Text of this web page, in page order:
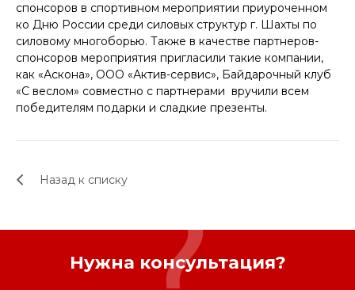
спонсоров в cпортивном мероприятии приуроченном
ко Дню России среди силовых структур г. Шахты по
силовому многоборью. Также в качестве партнеров-
спонсоров мероприятия пригласили такие компании,
как «Аскона», ООО «Актив-сервис», Байдарочный клуб
«С веслом» совместно с партнерами вручили всем
победителям подарки и сладкие презенты.
Назад к списку
Нужна консультация?